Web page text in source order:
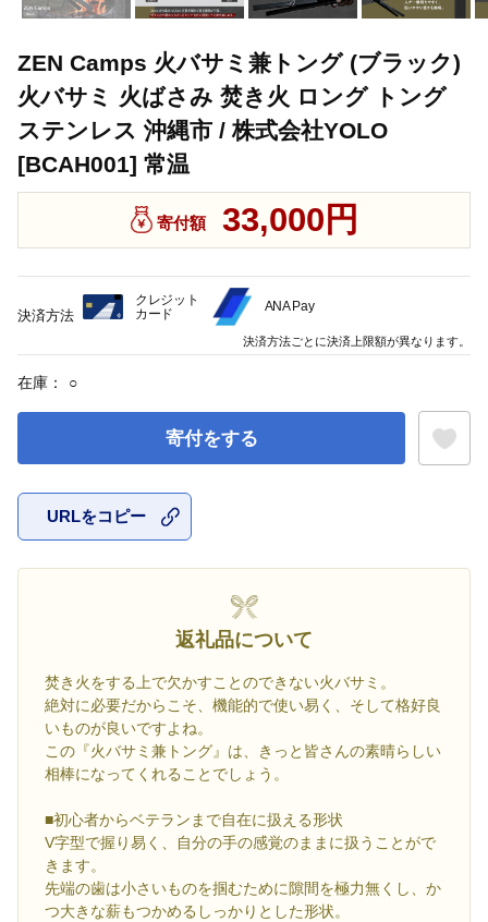
ZEN Camps 火バサミ兼トング (ブラック)
火バサミ 火ばさみ 焚き火 ロング トング
ステンレス 沖縄市 / 株式会社YOLO
[BCAH001] 常温
寄付額 33,000円
在庫： ○
寄付をする
URLをコピー
返礼品について
焚き火をする上で欠かすことのできない火バサミ。
絶対に必要だからこそ、機能的で使い易く、そして格好良
いものが良いですよね。
この『火バサミ兼トング』は、きっと皆さんの素晴らしい
相棒になってくれることでしょう。
■初心者からベテランまで自在に扱える形状
V字型で握り易く、自分の手の感覚のままに扱うことがで
きます。
先端の歯は小さいものを掴むために隙間を極力無くし、か
つ大きな薪もつかめるしっかりとした形状。
決済方法
クレジット
カード
ANA Pay
決済方法ごとに決済上限額が異なります。